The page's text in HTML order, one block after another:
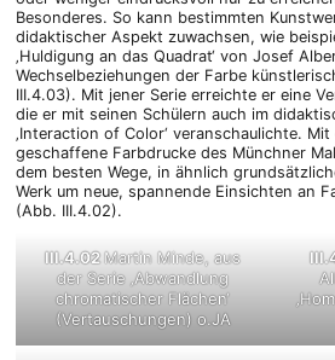
Besonderes. So kann bestimmten
didaktischer Aspekt zuwachsen, wie
‚Huldigung an das Quadrat‘ von Josef
Wechselbeziehungen der Farbe
III.4.03). Mit jener Serie erreichte er eine
die er mit seinen Schülern auch im
‚Interaction of Color‘ veranschaulichte.
geschaffene Farbdrucke des Münchner
dem besten Wege, in ähnlich
Werk um neue, spannende Einsichten an
(Abb. III.4.02).
III.4.02Martin Minde, aus
der Serie ‚Abwandlung
chromatischer Flächen‘
(Vertauschungen) o.JA